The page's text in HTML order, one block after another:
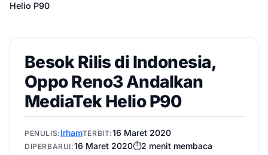
Helio P90
Besok Rilis di Indonesia,
Oppo Reno3 Andalkan
MediaTek Helio P90
PENULIS: IrhamTERBIT:16 Maret 2020
DIPERBARUI:16 Maret 2020⏱️2 menit membaca